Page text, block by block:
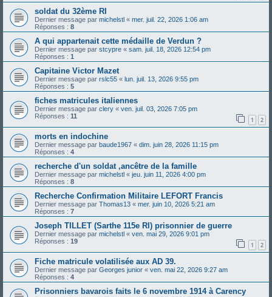
soldat du 32ème RI
Dernier message par michelstl « mer. juil. 22, 2026 1:06 am
Réponses : 8
A qui appartenait cette médaille de Verdun ?
Dernier message par stcypre « sam. juil. 18, 2026 12:54 pm
Réponses : 1
Capitaine Victor Mazet
Dernier message par rslc55 « lun. juil. 13, 2026 9:55 pm
Réponses : 5
fiches matricules italiennes
Dernier message par clery « ven. juil. 03, 2026 7:05 pm
Réponses : 11 1 2
morts en indochine
Dernier message par baude1967 « dim. juin 28, 2026 11:15 pm
Réponses : 4
recherche d'un soldat ,ancêtre de la famille
Dernier message par michelstl « jeu. juin 11, 2026 4:00 pm
Réponses : 8
Recherche Confirmation Militaire LEFORT Francis
Dernier message par Thomas13 « mer. juin 10, 2026 5:21 am
Réponses : 7
Joseph TILLET (Sarthe 115e RI) prisonnier de guerre
Dernier message par michelstl « ven. mai 29, 2026 9:01 pm
Réponses : 19 1 2
Fiche matricule volatilisée aux AD 39.
Dernier message par Georges junior « ven. mai 22, 2026 9:27 am
Réponses : 4
Prisonniers bavarois faits le 6 novembre 1914 à Carency